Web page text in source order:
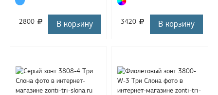
2800 В корзину 3420 В корзину